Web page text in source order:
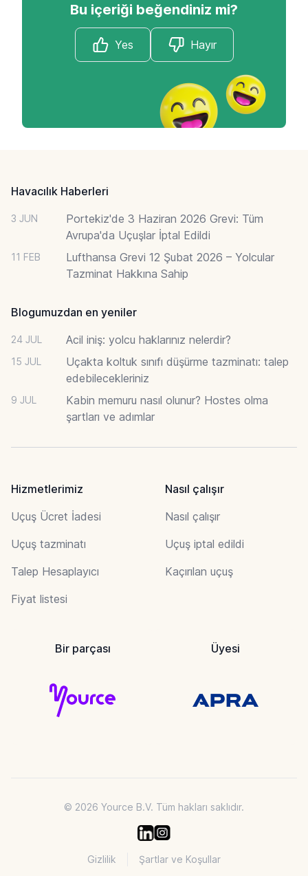
Bu içeriği beğendiniz mi?
Yes Hayır
Havacılık Haberleri
3 JUN
Portekiz'de 3 Haziran 2026 Grevi: Tüm
Avrupa'da Uçuşlar İptal Edildi
11 FEB
Lufthansa Grevi 12 Şubat 2026 – Yolcular
Tazminat Hakkına Sahip
Blogumuzdan en yeniler
24 JUL Acil iniş: yolcu haklarınız nelerdir?
15 JUL
Uçakta koltuk sınıfı düşürme tazminatı: talep
edebilecekleriniz
9 JUL
Kabin memuru nasıl olunur? Hostes olma
şartları ve adımlar
Hizmetlerimiz
Uçuş Ücret İadesi
Uçuş tazminatı
Talep Hesaplayıcı
Fiyat listesi
Nasıl çalışır
Nasıl çalışır
Uçuş iptal edildi
Kaçırılan uçuş
Bir parçası Üyesi
© 2026 Yource B.V. Tüm hakları saklıdır.
Gizlilik Şartlar ve Koşullar